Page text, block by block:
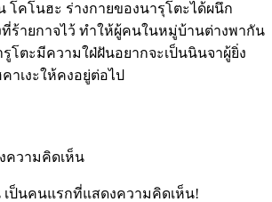
โคโนฮะ ร่างกายของนารุโตะได้ผนึก
ที่ร้ายกาจไว้ ทำให้ผู้คนในหมู่บ้านต่างพากัน
รูโตะมีความใฝ่ฝันอยากจะเป็นนินจาผู้ยิ่ง
เงะให้คงอยู่ต่อไป
ความคิดเห็น
เป็นคนแรกที่แสดงความคิดเห็น!